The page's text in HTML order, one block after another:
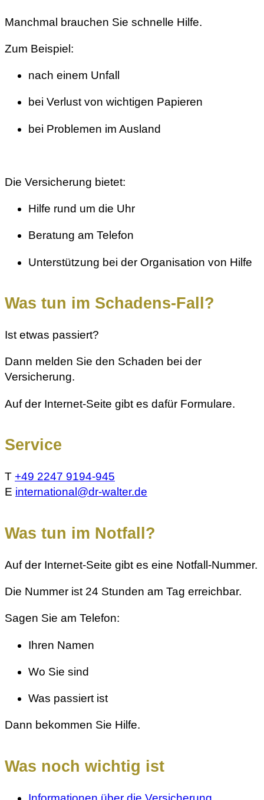
Manchmal brauchen Sie schnelle Hilfe.
Zum Beispiel:
nach einem Unfall
bei Verlust von wichtigen Papieren
bei Problemen im Ausland
Die Versicherung bietet:
Hilfe rund um die Uhr
Beratung am Telefon
Unterstützung bei der Organisation von Hilfe
Was tun im Schadens-Fall?
Ist etwas passiert?
Dann melden Sie den Schaden bei der
Versicherung.
Auf der Internet-Seite gibt es dafür Formulare.
Service
T +49 2247 9194-945
E international@dr-walter.de
Was tun im Notfall?
Auf der Internet-Seite gibt es eine Notfall-Nummer.
Die Nummer ist 24 Stunden am Tag erreichbar.
Sagen Sie am Telefon:
Ihren Namen
Wo Sie sind
Was passiert ist
Dann bekommen Sie Hilfe.
Was noch wichtig ist